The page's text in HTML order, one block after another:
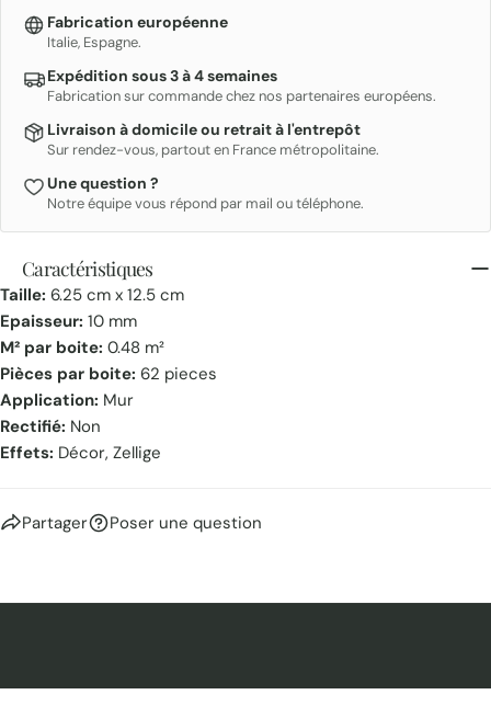
Fabrication européenne
Italie, Espagne.
Expédition sous 3 à 4 semaines
Fabrication sur commande chez nos partenaires européens.
Livraison à domicile ou retrait à l'entrepôt
Sur rendez-vous, partout en France métropolitaine.
Une question ?
Notre équipe vous répond par mail ou téléphone.
Caractéristiques
Taille: 6.25 cm x 12.5 cm
Epaisseur: 10 mm
M² par boite: 0.48 m²
Pièces par boite: 62 pieces
Application: Mur
Rectifié: Non
Effets: Décor, Zellige
Partager Poser une question